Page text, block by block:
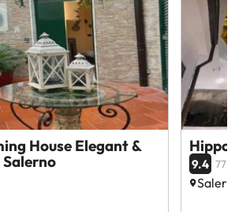
House Elegant &
9.4 77